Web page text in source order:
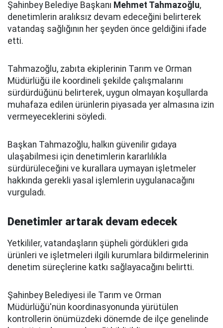
Şahinbey Belediye Başkanı Mehmet Tahmazoğlu,
denetimlerin aralıksız devam edeceğini belirterek
vatandaş sağlığının her şeyden önce geldiğini ifade
etti.
Tahmazoğlu, zabıta ekiplerinin Tarım ve Orman
Müdürlüğü ile koordineli şekilde çalışmalarını
sürdürdüğünü belirterek, uygun olmayan koşullarda
muhafaza edilen ürünlerin piyasada yer almasına izin
vermeyeceklerini söyledi.
Başkan Tahmazoğlu, halkın güvenilir gıdaya
ulaşabilmesi için denetimlerin kararlılıkla
sürdürüleceğini ve kurallara uymayan işletmeler
hakkında gerekli yasal işlemlerin uygulanacağını
vurguladı.
Denetimler artarak devam edecek
Yetkililer, vatandaşların şüpheli gördükleri gıda
ürünleri ve işletmeleri ilgili kurumlara bildirmelerinin
denetim süreçlerine katkı sağlayacağını belirtti.
Şahinbey Belediyesi ile Tarım ve Orman
Müdürlüğü'nün koordinasyonunda yürütülen
kontrollerin önümüzdeki dönemde de ilçe genelinde